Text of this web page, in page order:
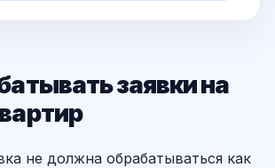
заявки на
не должна обрабатываться как